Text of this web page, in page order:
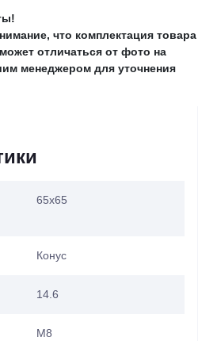
что комплектация товара
отличаться от фото на
менеджером для уточнения
65х65
Конус
14.6
М8